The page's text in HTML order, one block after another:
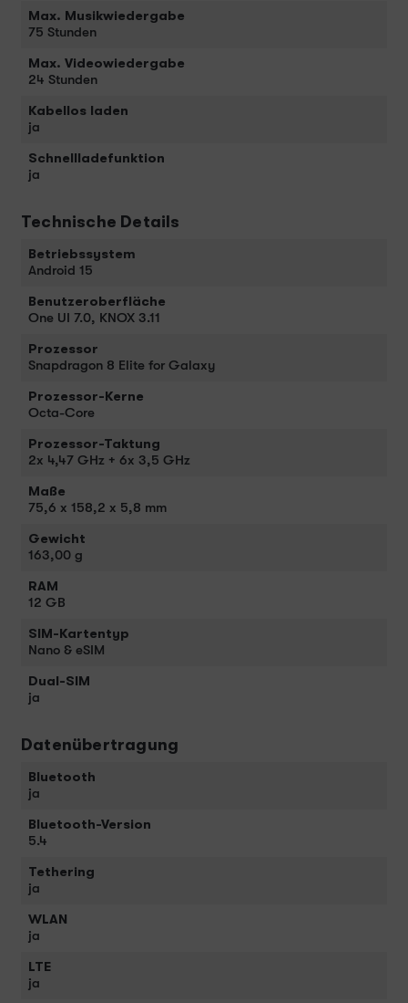
Max. Musikwiedergabe
75 Stunden
Max. Videowiedergabe
24 Stunden
Kabellos laden
ja
Schnellladefunktion
ja
Technische Details
Betriebssystem
Android 15
Benutzeroberfläche
One UI 7.0, KNOX 3.11
Prozessor
Snapdragon 8 Elite for Galaxy
Prozessor-Kerne
Octa-Core
Prozessor-Taktung
2x 4,47 GHz + 6x 3,5 GHz
Maße
75,6 x 158,2 x 5,8 mm
Gewicht
163,00 g
RAM
12 GB
SIM-Kartentyp
Nano & eSIM
Dual-SIM
ja
Datenübertragung
Bluetooth
ja
Bluetooth-Version
5.4
Tethering
ja
WLAN
ja
LTE
ja